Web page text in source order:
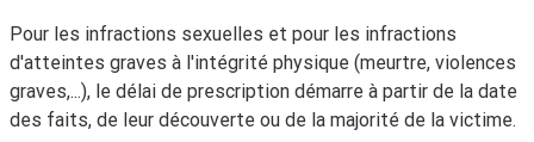
Pour les infractions sexuelles et pour les infractions
d'atteintes graves à l'intégrité physique (meurtre, violences
graves,...), le délai de prescription démarre à partir de la date
des faits, de leur découverte ou de la majorité de la victime.